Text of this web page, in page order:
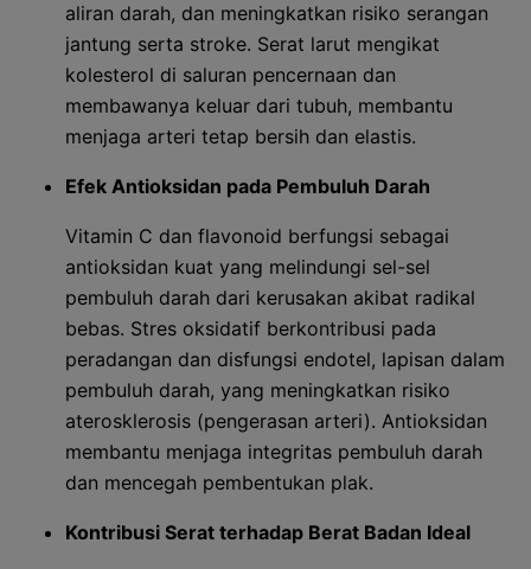
aliran darah, dan meningkatkan risiko serangan
jantung serta stroke. Serat larut mengikat
kolesterol di saluran pencernaan dan
membawanya keluar dari tubuh, membantu
menjaga arteri tetap bersih dan elastis.
Efek Antioksidan pada Pembuluh Darah
Vitamin C dan flavonoid berfungsi sebagai
antioksidan kuat yang melindungi sel-sel
pembuluh darah dari kerusakan akibat radikal
bebas. Stres oksidatif berkontribusi pada
peradangan dan disfungsi endotel, lapisan dalam
pembuluh darah, yang meningkatkan risiko
aterosklerosis (pengerasan arteri). Antioksidan
membantu menjaga integritas pembuluh darah
dan mencegah pembentukan plak.
Kontribusi Serat terhadap Berat Badan Ideal